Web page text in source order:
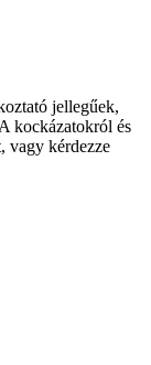
jellegűek,
kockázatokról és
vagy kérdezze